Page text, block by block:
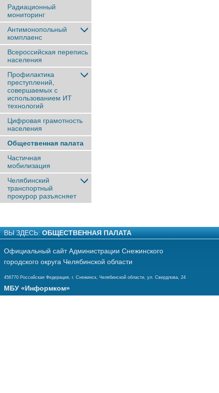
Радиационный
мониторинг
Антимонопольный
комплаенс
Всероссийская перепись
населения
Профилактика
преступлений,
совершаемых с
использованием ИТ
технологий
Цифровая грамотность
населения
Общественная палата
Частичная
мобилизация
Челябинский
транспортный
прокурор разъясняет
ВЫ ЗДЕСЬ: ОБЩЕСТВЕННАЯ ПАЛАТА
Официальный сайт Администрации Снежинского
городского округа Челябинской области
456770 Российская Федерация, г. Снежинск, Челябинской области, ул. Свердлова, 24
МБУ «Информком»